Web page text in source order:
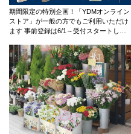
期間限定の特別企画！「YDMオンライン
ストア」が一般の方でもご利用いただけ
ます 事前登録は6/1～受付スタートしま